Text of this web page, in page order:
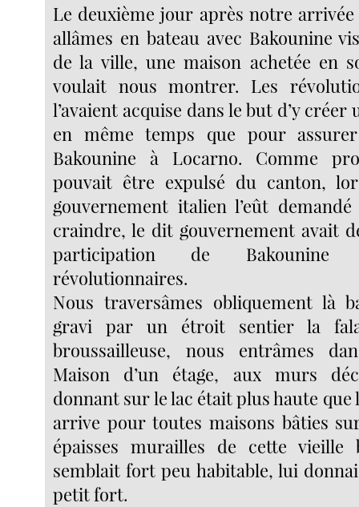
Le deuxième jour après notre
allâmes en bateau avec Bakounine
de la ville, une maison achetée en
voulait nous montrer. Les
l’avaient acquise dans le but d’y créer
en même temps que pour
Bakounine à Locarno. Comme
pouvait être expulsé du canton,
gouvernement italien l’eût
craindre, le dit gouvernement avait
participation de Bakounine
révolutionnaires.
Nous traversâmes obliquement là
gravi par un étroit sentier la
broussailleuse, nous entrâmes
Maison d’un étage, aux murs
donnant sur le lac était plus haute que
arrive pour toutes maisons bâties
épaisses murailles de cette vieille
semblait fort peu habitable, lui
petit fort.